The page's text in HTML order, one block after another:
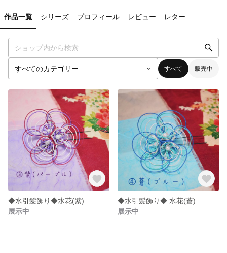
作品一覧 シリーズ プロフィール レビュー レター
すべて 販売中
◆水引髪飾り◆水花(紫)
展示中
◆水引髪飾り◆ 水花(蒼)
展示中